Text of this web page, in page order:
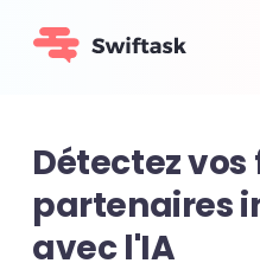
Détectez
partenaires
avec l'IA